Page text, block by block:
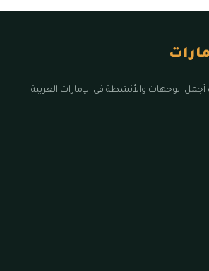
الوجهات والأنشطة في الإمارات العربية